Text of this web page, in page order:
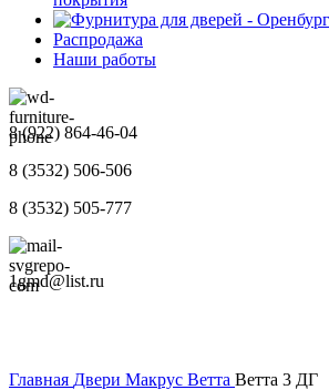
Распродажа
Наши работы
8 (922) 864-46-04
8 (3532) 506-506
8 (3532) 505-777
1gmd@list.ru
Главная Двери Макрус Ветта Ветта 3 ДГ